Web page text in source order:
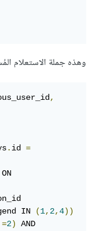
وهذه جملة الاستعلام
,
.id =
IN (1,2,4))
=2)